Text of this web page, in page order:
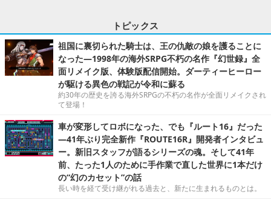
トピックス
祖国に裏切られた騎士は、王の仇敵の娘を護ることに
なった―1998年の海外SRPG不朽の名作『幻世録』全
面リメイク版、体験版配信開始。ダーティーヒーロー
が駆ける異色の戦記が令和に蘇る
約30年の歴史を誇る海外SRPGの不朽の名作が全面リメイクされ
て登場！
車が変形してロボになった、でも『ルート16』だった
―41年ぶり完全新作『ROUTE16R』開発者インタビュ
ー。新旧スタッフが語るシリーズの魂。そして41年
前、たった1人のために手作業で直した世界に1本だけ
の“幻のカセット”の話
長い時を経て受け継がれる過去と、新たに生まれるものとは。